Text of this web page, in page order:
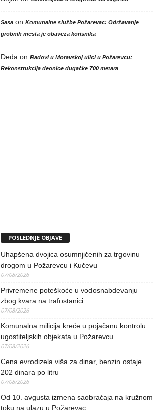
Sasaon Komunalne službe Požarevac: Održavanje
grobnih mesta je obaveza korisnika
Deda on Radovi u Moravskoj ulici u Požarevcu:
Rekonstrukcija deonice dugačke 700 metara
POSLEDNJE OBJAVE
Uhapšena dvojica osumnjičenih za trgovinu
drogom u Požarevcu i Kučevu
07/08/2026
Privremene poteškoće u vodosnabdevanju
zbog kvara na trafostanici
07/08/2026
Komunalna milicija kreće u pojačanu kontrolu
ugostiteljskih objekata u Požarevcu
07/08/2026
Cena evrodizela viša za dinar, benzin ostaje
202 dinara po litru
07/08/2026
Od 10. avgusta izmena saobraćaja na kružnom
toku na ulazu u Požarevac